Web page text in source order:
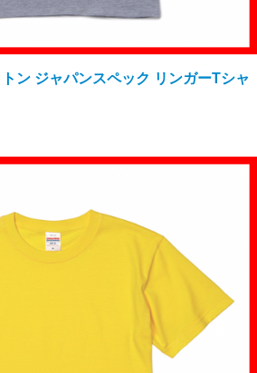
ン ジャパンスペック リンガーTシャ